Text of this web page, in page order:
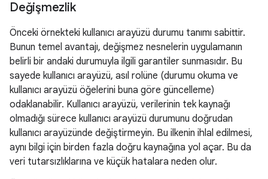
Değişmezlik
Önceki örnekteki kullanıcı arayüzü durumu tanımı sabittir.
Bunun temel avantajı, değişmez nesnelerin uygulamanın
belirli bir andaki durumuyla ilgili garantiler sunmasıdır. Bu
sayede kullanıcı arayüzü, asıl rolüne (durumu okuma ve
kullanıcı arayüzü öğelerini buna göre güncelleme)
odaklanabilir. Kullanıcı arayüzü, verilerinin tek kaynağı
olmadığı sürece kullanıcı arayüzü durumunu doğrudan
kullanıcı arayüzünde değiştirmeyin. Bu ilkenin ihlal edilmesi,
aynı bilgi için birden fazla doğru kaynağına yol açar. Bu da
veri tutarsızlıklarına ve küçük hatalara neden olur.